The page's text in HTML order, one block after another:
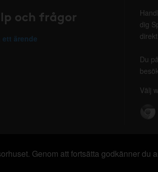
och frågor
ett ärende
dig
Du
Välj
Genom att fortsätta godkänner du